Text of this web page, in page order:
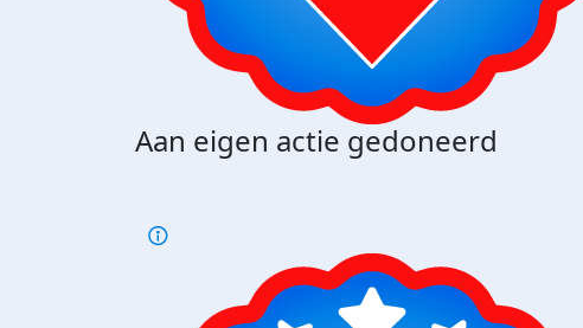
Aan eigen actie gedoneerd